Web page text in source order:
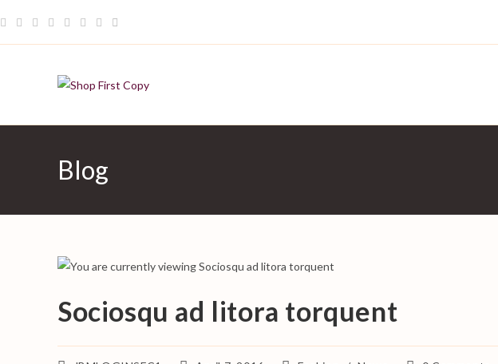
to
content
Blog
Sociosqu ad litora torquent